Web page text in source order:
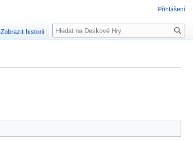
Přihlášení
Zobrazit historii Hledat